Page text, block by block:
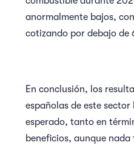
anormalmente bajos,
cotizando por debajo de
En conclusión, los
españolas de este
esperado, tanto en
beneficios, aunque